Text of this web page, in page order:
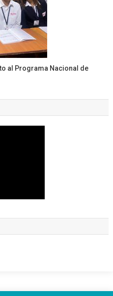
al Programa Nacional de